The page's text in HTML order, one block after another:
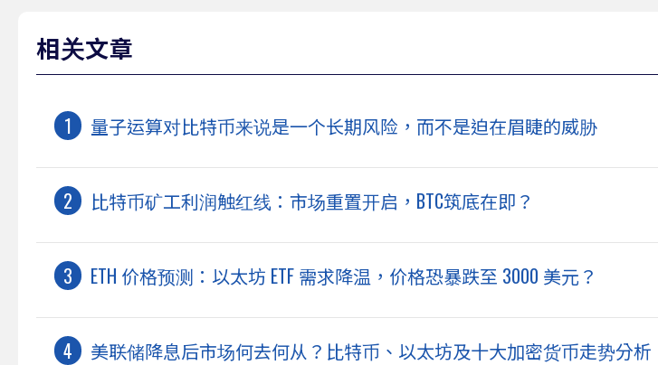
相关文章
量子运算对比特币来说是一个长期风险，而不是迫在眉睫的威胁
比特币矿工利润触红线：市场重置开启，BTC筑底在即？
ETH 价格预测：以太坊 ETF 需求降温，价格恐暴跌至 3000 美元？
美联储降息后市场何去何从？比特币、以太坊及十大加密货币走势分析